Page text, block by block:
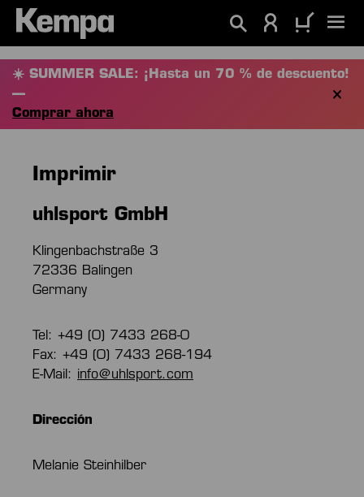
principal
☀️ SUMMER SALE: ¡Hasta un 70 % de descuento!
—
Comprar ahora
Imprimir
uhlsport GmbH
Klingenbachstraße 3
72336 Balingen
Germany
Tel: +49 (0) 7433 268-0
Fax: +49 (0) 7433 268-194
E-Mail: info@uhlsport.com
Dirección
Melanie Steinhilber